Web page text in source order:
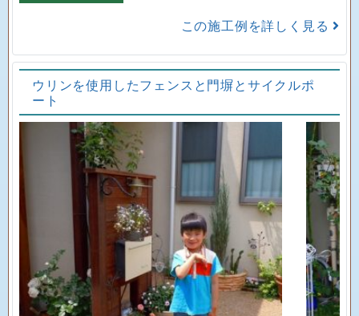
この施工例を詳しく見る
ウリンを使用したフェンスと門塀とサイクルポ
ート